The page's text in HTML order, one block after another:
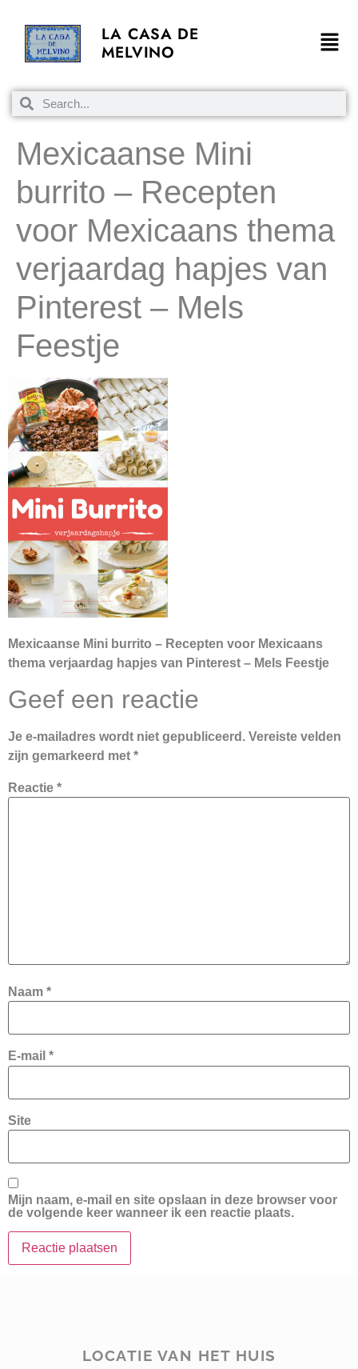
LA CASA DE
MELVINO
Mexicaanse Mini
burrito – Recepten
voor Mexicaans thema
verjaardag hapjes van
Pinterest – Mels
Feestje
Mexicaanse Mini burrito – Recepten voor Mexicaans
thema verjaardag hapjes van Pinterest – Mels Feestje
Geef een reactie
Je e-mailadres wordt niet gepubliceerd. Vereiste velden
zijn gemarkeerd met *
Reactie *
Naam *
E-mail *
Site
Mijn naam, e-mail en site opslaan in deze browser voor
de volgende keer wanneer ik een reactie plaats.
LOCATIE VAN HET HUIS